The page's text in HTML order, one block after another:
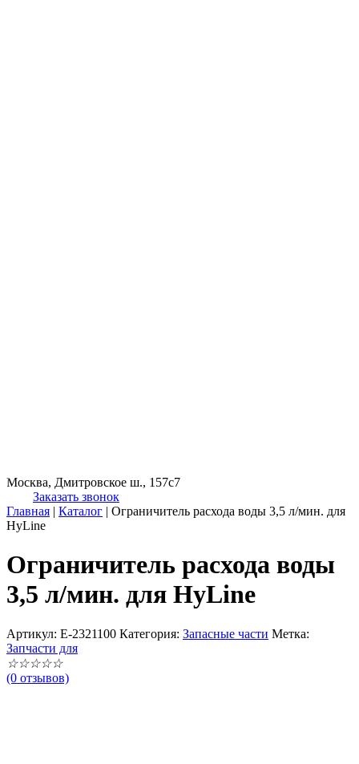
Москва, Дмитровское ш., 157с7
Заказать звонок
Главная | Каталог | Ограничитель расхода воды 3,5 л/мин. для
HyLine
Ограничитель расхода воды
3,5 л/мин. для HyLine
Артикул: E-2321100 Категория: Запасные части Метка:
Запчасти для
☆☆☆☆☆
(0 отзывов)